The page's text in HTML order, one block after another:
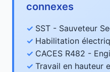
connexes
SST - Sauveteur
Habilitation
CACES R482 -
Travail en hauteur